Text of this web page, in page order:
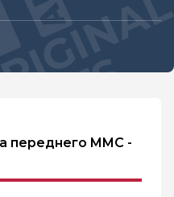
переднего MMC -